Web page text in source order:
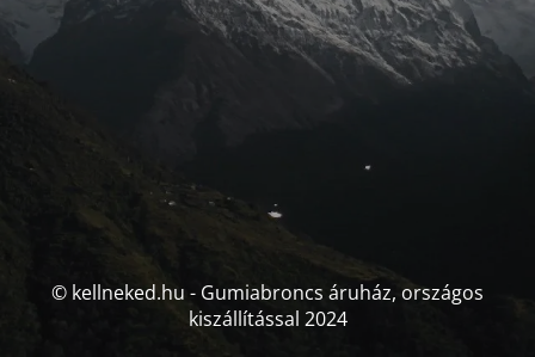
© kellneked.hu - Gumiabroncs áruház, országos
kiszállítással 2024